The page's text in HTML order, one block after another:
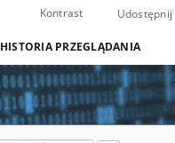
Kontrast Udostępnij
HISTORIA PRZEGLĄDANIA